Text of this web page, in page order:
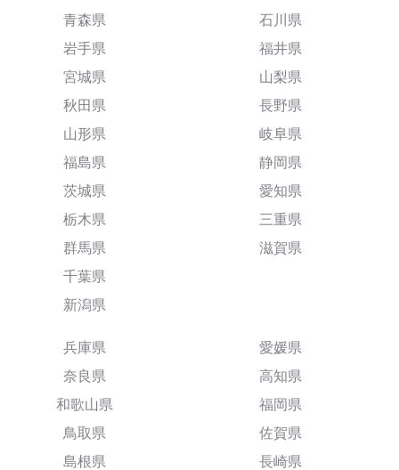
青森県
岩手県
宮城県
秋田県
山形県
福島県
茨城県
栃木県
群馬県
千葉県
新潟県
石川県
福井県
山梨県
長野県
岐阜県
静岡県
愛知県
三重県
滋賀県
兵庫県
奈良県
和歌山県
鳥取県
島根県
愛媛県
高知県
福岡県
佐賀県
長崎県